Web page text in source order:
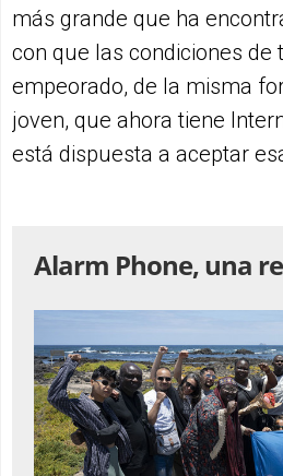
más grande que ha
con que las condiciones de
empeorado, de la misma
joven, que ahora tiene
está dispuesta a aceptar
Alarm Phone, una